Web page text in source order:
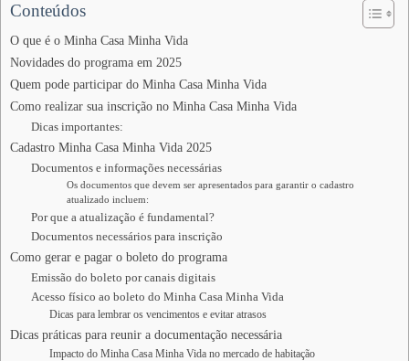
Conteúdos
O que é o Minha Casa Minha Vida
Novidades do programa em 2025
Quem pode participar do Minha Casa Minha Vida
Como realizar sua inscrição no Minha Casa Minha Vida
Dicas importantes:
Cadastro Minha Casa Minha Vida 2025
Documentos e informações necessárias
Os documentos que devem ser apresentados para garantir o cadastro
atualizado incluem:
Por que a atualização é fundamental?
Documentos necessários para inscrição
Como gerar e pagar o boleto do programa
Emissão do boleto por canais digitais
Acesso físico ao boleto do Minha Casa Minha Vida
Dicas para lembrar os vencimentos e evitar atrasos
Dicas práticas para reunir a documentação necessária
Impacto do Minha Casa Minha Vida no mercado de habitação